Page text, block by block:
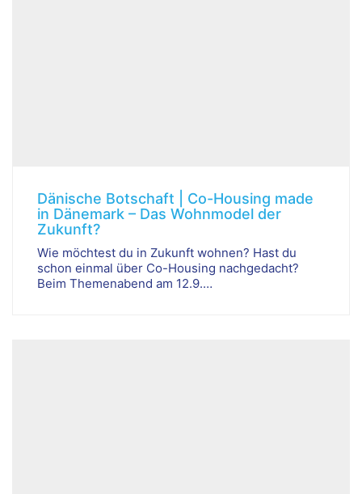
Dänische Botschaft | Co-Housing made
in Dänemark – Das Wohnmodel der
Zukunft?
Wie möchtest du in Zukunft wohnen? Hast du
schon einmal über Co-Housing nachgedacht?
Beim Themenabend am 12.9.…